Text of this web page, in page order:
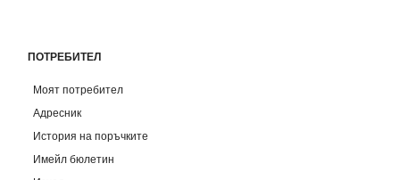
ПОТРЕБИТЕЛ
Моят потребител
Адресник
История на поръчките
Имейл бюлетин